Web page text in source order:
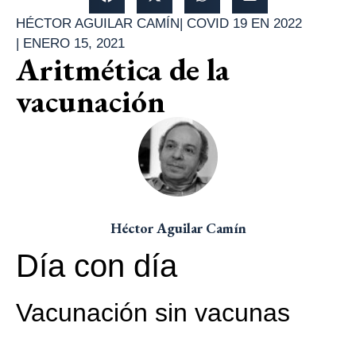
HÉCTOR AGUILAR CAMÍN| COVID 19 EN 2022
| ENERO 15, 2021
Aritmética de la
vacunación
Héctor Aguilar Camín
Día con día
Vacunación sin vacunas